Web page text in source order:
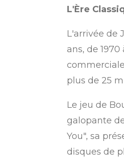
L'Ère
L'arrivée de
ans, de
plus de 25
Le jeu de
galopante
You", sa
disques de